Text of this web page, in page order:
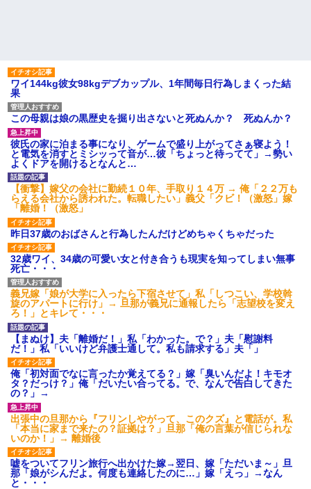
ワイ144kg彼女98kgデブカップル、1年間毎日行為しまくった結
果
この母親は娘の黒歴史を掘り出さないと死ぬんか？ 死ぬんか？
彼氏の家に泊まる事になり、ゲームで盛り上がってさぁ寝よう！
と電気を消すとミシッって音が…彼「ちょっと待ってて」→勢い
よくドアを開けるとなんと…
【衝撃】嫁父の会社に勤続１０年、手取り１４万 → 俺「２２万も
らえる会社から誘われた。転職したい」義父「クビ！（激怒」嫁
「離婚！（激怒」
昨日37歳のおばさんと行為したんだけどめちゃくちゃだった
32歳ワイ、34歳の可愛い女と付き合うも現実を知ってしまい無事
死亡・・・
義兄嫁「娘が大学に入ったら下宿させて」私「しつこい、学校斡
旋のアパートに行け」→ 旦那が義兄に通報したら「志望校を変え
ろ！」とキレて・・・
【まぬけ】夫「離婚だ！」私「わかった。で？」夫「慰謝料
だ！」私「いいけど弁護士通して。私も請求する」夫「」
俺「初対面でなに言ったか覚えてる？」嫁「臭いんだよ！キモオ
タ？だっけ？」俺「だいたい合ってる。で、なんで告白してきた
の？」→
出張中の旦那から『フリンしやがって、このクズ』と電話が。私
「本当に家まで来たの？証拠は？」旦那「俺の言葉が信じられな
いのか！」→ 離婚後
嘘をついてフリン旅行へ出かけた嫁→翌日、嫁「ただいま～」旦
那「娘がシんだよ。何度も連絡したのに…」嫁「えっ」→なん
と・・・